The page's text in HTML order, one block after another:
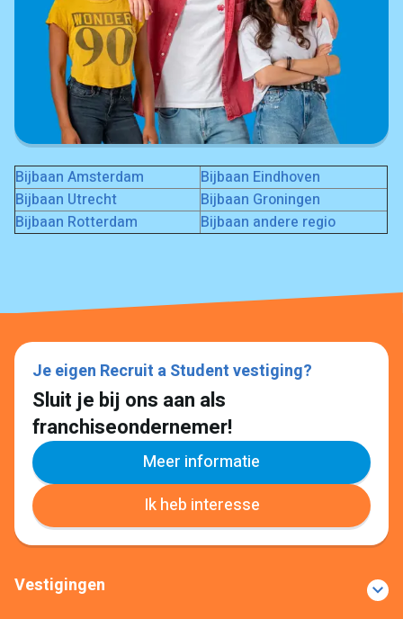
Bijbaan Amsterdam
Bijbaan Eindhoven
Bijbaan Utrecht
Bijbaan Groningen
Bijbaan Rotterdam
Bijbaan andere regio
Je eigen Recruit a Student vestiging?
Sluit je bij ons aan als
franchiseondernemer!
Meer informatie
Ik heb interesse
Vestigingen